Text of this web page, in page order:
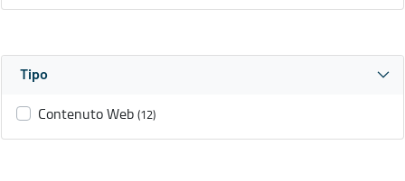
Tipo
Contenuto Web (12)